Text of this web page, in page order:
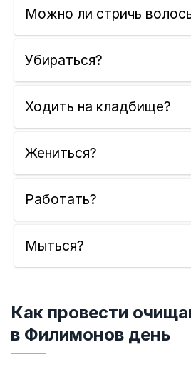
Можно ли стричь
Убираться?
Ходить на кладбище?
Жениться?
Работать?
Мыться?
Как провести
в Филимонов день